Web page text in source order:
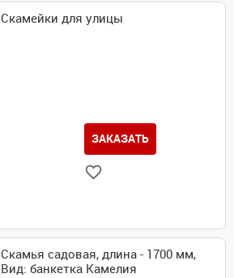
Скамейки для улицы
ЗАКАЗАТЬ
Скамья садовая, длина - 1700 мм,
Вид: банкетка Камелия